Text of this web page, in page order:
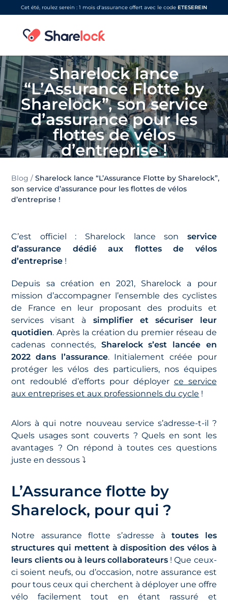
Cet été, roulez serein : 1 mois d'assurance offert avec le code ETESEREIN
Sharelock lance
“L’Assurance Flotte by
Sharelock”, son service
d’assurance pour les
flottes de vélos
d’entreprise !
11/07/2023
Blog /Sharelock lance “L’Assurance Flotte by Sharelock”,
son service d’assurance pour les flottes de vélos
d’entreprise !
C’est officiel : Sharelock lance son service
d’assurance dédié aux flottes de vélos
d’entreprise !
Depuis sa création en 2021, Sharelock a pour
mission d’accompagner l’ensemble des cyclistes
de France en leur proposant des produits et
services visant à simplifier et sécuriser leur
quotidien. Après la création du premier réseau de
cadenas connectés, Sharelock s’est lancée en
2022 dans l’assurance. Initialement créée pour
protéger les vélos des particuliers, nos équipes
ont redoublé d’efforts pour déployer ce service
aux entreprises et aux professionnels du cycle !
Alors à qui notre nouveau service s’adresse-t-il ?
Quels usages sont couverts ? Quels en sont les
avantages ? On répond à toutes ces questions
juste en dessous ⤵️
L’Assurance flotte by
Sharelock, pour qui ?
Notre assurance flotte s’adresse àtoutes les
structures qui mettent à disposition des vélos à
leurs clients ou à leurs collaborateurs ! Que ceux-
ci soient neufs, ou d’occasion, notre assurance est
pour tous ceux qui cherchent à déployer une offre
vélo facilement tout en étant rassuré et